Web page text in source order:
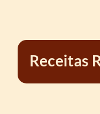
Receitas